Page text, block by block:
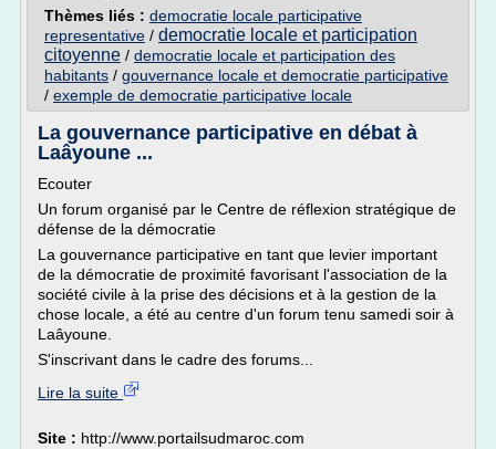
Thèmes liés : democratie locale participative
representative / democratie locale et participation
citoyenne / democratie locale et participation des
habitants / gouvernance locale et democratie participative
/ exemple de democratie participative locale
La gouvernance participative en débat à
Laâyoune ...
Ecouter
Un forum organisé par le Centre de réflexion stratégique de
défense de la démocratie
La gouvernance participative en tant que levier important
de la démocratie de proximité favorisant l'association de la
société civile à la prise des décisions et à la gestion de la
chose locale, a été au centre d'un forum tenu samedi soir à
Laâyoune.
S'inscrivant dans le cadre des forums...
Lire la suite
Site : http://www.portailsudmaroc.com